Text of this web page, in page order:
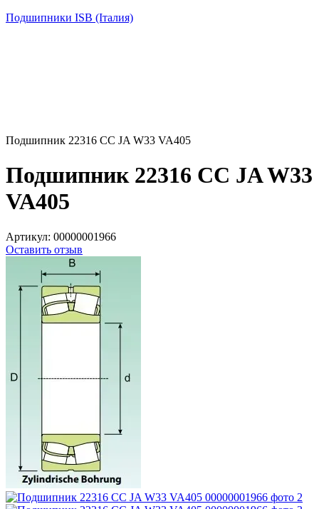
Подшипники ISB (Італия)
Подшипник 22316 CC JA W33 VA405
Подшипник 22316 CC JA W33
VA405
Артикул: 00000001966
Оставить отзыв